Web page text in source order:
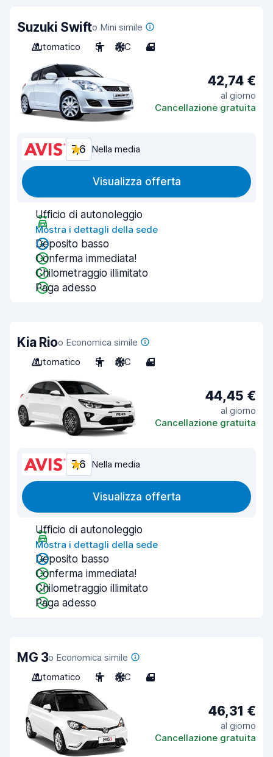
Suzuki Swifto Mini simile
Automatico
5 A/C 4
42,74 €
al giorno
Cancellazione gratuita
7,6 Nella media
Visualizza offerta
Ufficio di autonoleggio
Mostra i dettagli della sede
Deposito basso
Conferma immediata!
Chilometraggio illimitato
Paga adesso
Kia Rioo Economica simile
Automatico
5 A/C 4
44,45 €
al giorno
Cancellazione gratuita
7,6 Nella media
Visualizza offerta
Ufficio di autonoleggio
Mostra i dettagli della sede
Deposito basso
Conferma immediata!
Chilometraggio illimitato
Paga adesso
MG 3o Economica simile
Automatico
5 A/C 4
46,31 €
al giorno
Cancellazione gratuita